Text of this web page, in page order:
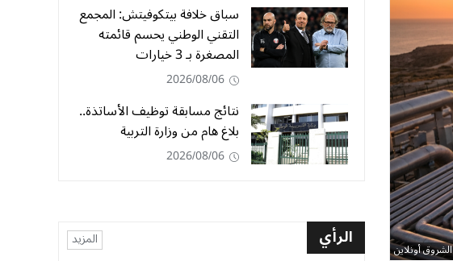
الشروق أونلاين
سباق خلافة بيتكوفيتش: المجمع
التقني الوطني يحسم قائمته
المصغرة بـ 3 خيارات
2026/08/06
نتائج مسابقة توظيف الأساتذة..
بلاغ هام من وزارة التربية
2026/08/06
الرأي المزيد